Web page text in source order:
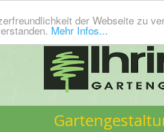
der Webseite zu
Mehr Infos...